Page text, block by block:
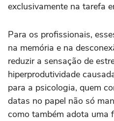
exclusivamente na tarefa
Para os profissionais,
na memória e na
reduzir a sensação de
hiperprodutividade
para a psicologia, quem
datas no papel não só
como também adota uma